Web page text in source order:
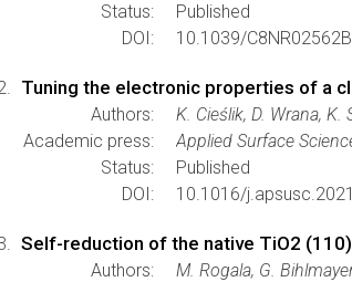
Status:
Published
DOI:
10.1039/
Tuning the electronic properties of a
Authors:
K. Cieślik, D. Wrana, K.
Academic press:
Applied Surface
Status:
Published
DOI:
10.1016/
Self-reduction of the native TiO2
Authors:
M. Rogala, G.